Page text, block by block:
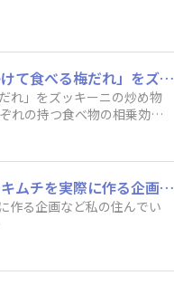
「かけて食べる梅だれモニターキャンペーン」に当選ありがとうございます。送っていただいた「かけて食べる梅だれ」をズッキーニの炒め物に載せていただきました。ズッキーニの淡白な味わいが「かけて食べる梅だれ」の味わいと上手くマッチしてそれぞれの持つ食べ物の相乗効果を増して、とても美味しくいただけました。
れ」をズッキーニの炒め物
れの持つ食べ物の相乗効果
ピックルスさんの商品が大好きです。とくに「ご飯がススムくん」が大好きです。ピックルスさんのキムチを実際に作る企画など私の住んでいる近辺(名古屋地区など)で催されたら是非参加したいですね。そんな催しの企画、楽しみにしているおじさんです。
作る企画など私の住んでい